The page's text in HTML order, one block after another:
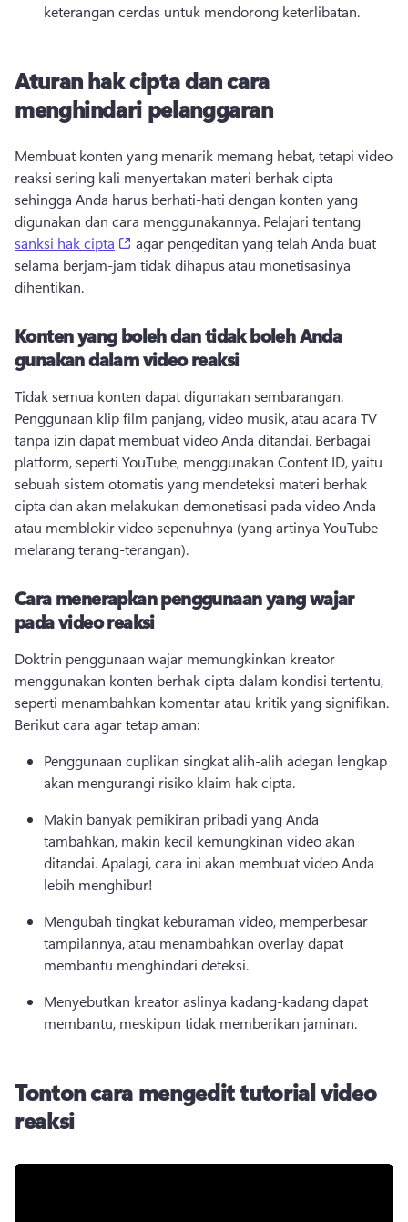
keterangan cerdas untuk mendorong keterlibatan.
Aturan hak cipta dan cara
menghindari pelanggaran
Membuat konten yang menarik memang hebat, tetapi video
reaksi sering kali menyertakan materi berhak cipta
sehingga Anda harus berhati-hati dengan konten yang
digunakan dan cara menggunakannya. Pelajari tentang
sanksi hak cipta
(opens in a new tab)
agar pengeditan yang telah Anda buat
selama berjam-jam tidak dihapus atau monetisasinya
dihentikan.
Konten yang boleh dan tidak boleh Anda
gunakan dalam video reaksi
Penggunaan klip film panjang, video musik, atau acara TV
tanpa izin dapat membuat video Anda ditandai. Berbagai
platform, seperti YouTube, menggunakan Content ID, yaitu
sebuah sistem otomatis yang mendeteksi materi berhak
cipta dan akan melakukan demonetisasi pada video Anda
atau memblokir video sepenuhnya (yang artinya YouTube
melarang terang-terangan).
Cara menerapkan penggunaan yang wajar
pada video reaksi
Doktrin penggunaan wajar memungkinkan kreator
menggunakan konten berhak cipta dalam kondisi tertentu,
Berikut cara agar tetap aman:
Penggunaan cuplikan singkat alih-alih adegan lengkap
akan mengurangi risiko klaim hak cipta.
Makin banyak pemikiran pribadi yang Anda
tambahkan, makin kecil kemungkinan video akan
ditandai. Apalagi, cara ini akan membuat video Anda
lebih menghibur!
Mengubah tingkat keburaman video, memperbesar
tampilannya, atau menambahkan overlay dapat
membantu menghindari deteksi.
Menyebutkan kreator aslinya kadang-kadang dapat
membantu, meskipun tidak memberikan jaminan.
Tonton cara mengedit tutorial video
reaksi